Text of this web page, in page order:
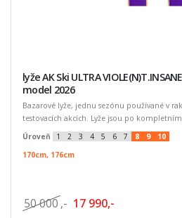
lyže AK Ski ULTRA
model 2026
Bazarové lyže, jednu sezónu používané v
testovacích akcích. Lyže jsou po kompletním
Úroveň
1 2 3 4 5 6 7 8 9
10
170cm, 176cm
50 000 ,- 17 990,-